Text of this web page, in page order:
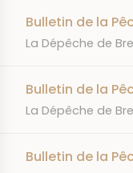
Bulletin de la
JOURNAL
La Dépêche de
Bulletin de la
JOURNAL
La Dépêche de
Bulletin de la